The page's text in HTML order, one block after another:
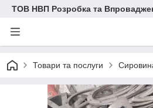
ТОВ НВП Розробка та
Товари та послуги